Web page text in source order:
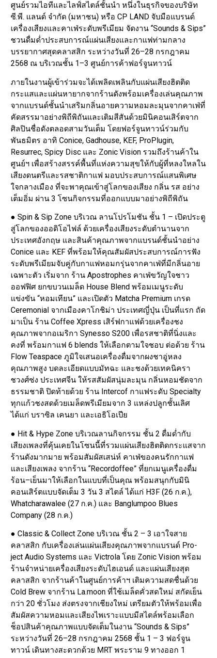
ศูนย์รวมไอทีและไลฟ์สไตล์ชั้นนำ หนึ่งในธุรกิจของบริษัท
ซี.พี. แลนด์ จำกัด (มหาชน) หรือ CP LAND จับมือแบรนด์
เครื่องเสียงและคาเฟ่ระดับพรีเมียม จัดงาน “Sounds & Sips”
ชวนดื่มด่ำประสบการณ์แผ่นเสียงและกาแฟท่ามกลาง
บรรยากาศสุดคลาสสิก ระหว่างวันที่ 26–28 กรกฎาคม
2568 ณ บริเวณชั้น 1–3 ศูนย์การค้าฟอร์จูนทาวน์
ภายในงานผู้เข้าร่วมจะได้เพลิดเพลินกับแผ่นเสียงฮิตติด
กระแสและแผ่นหายากจากร้านดังพร้อมเครื่องเล่นคุณภาพ
จากแบรนด์ชั้นนำเสริมกลิ่นอายความหอมละมุนจากคาเฟ่ที่
คัดสรรมาอย่างพิถีพิถันและเติมสีสันด้วยมินิคอนเสิร์ตจาก
ศิลปินชื่อดังตลอดสามวันเต็ม โดยฟอร์จูนทาวน์ร่วมกับ
พันธมิตร อาทิ Conice, Gadhouse, KEF, ProPlugin,
Resurrec, Spicy Disc และ Zonic Vision รวมถึงร้านค้าใน
ศูนย์ฯ เพื่อสร้างสรรค์พื้นที่แห่งความสุขให้กับผู้ที่หลงใหลใน
เสียงดนตรีและรสชาติกาแฟ มอบประสบการณ์แสนพิเศษ
ใจกลางเมือง ที่จะพาคุณเข้าสู่โลกของเสียง กลิ่น รส อย่าง
เต็มอิ่ม ผ่าน 3 โซนกิจกรรมที่ออกแบบมาอย่างพิถีพิถัน
● Spin & Sip Zone บริเวณ ลานโปรโมชัน ชั้น 1 – เปิดประตู
สู่โลกของออดิโอไฟล์ ด้วยเครื่องเสียงระดับตำนานจาก
ประเทศอังกฤษ และสินค้าคุณภาพจากแบรนด์ชั้นนำอย่าง
Conice และ KEF ที่พร้อมให้คุณสัมผัสประสบการณ์การฟัง
ระดับพรีเมียมจับคู่กับกาแฟหอมกรุ่นจากคาเฟ่ที่มีกลิ่นอาย
เฉพาะตัว เริ่มจาก ร้าน Apostrophes คาเฟ่ขวัญใจชาว
ออฟฟิศ ยกขบวนเมล็ด House Blend พร้อมเมนูระดับ
แข่งขัน “หอมเทียน” และเปิดตัว Matcha Premium เกรด
Ceremonial จากเมืองคาโกชิม่า ประเทศญี่ปุ่น เป็นที่แรก ถัด
มาเป็น ร้าน Coffee Xpress เสิร์ฟกาแฟด้วยเครื่องชง
คุณภาพจากอเมริกา Synesso S200 เพื่อรสชาติที่นิ่งและ
คงที่ พร้อมกาแฟ 6 blends ให้เลือกตามใจชอบ ต่อด้วย ร้าน
Flow Teaspace ภูมิใจเสนอเครื่องดื่มจากผงชาอู่หลง
คุณภาพสูง บดละเอียดแบบมัทฉะ และชงด้วยเทคนิครา
ชวงศ์ซ่ง ประเทศจีน ให้รสสัมผัสนุ่มละมุน กลิ่นหอมชัดจาก
ธรรมชาติ ปิดท้ายด้วย ร้าน Intercof กาแฟระดับ Specialty
ทุกแก้วชงสดด้วยเมล็ดพรีเมียมจาก 3 แหล่งปลูกชั้นเลิศ
ได้แก่ บราซิล เคนยา และเอธิโอเปีย
● Hit & Hype Zone บริเวณลานกิจกรรม ชั้น 2 ดื่มด่ำกับ
เสียงเพลงที่คุ้นเคยในโซนนี้ที่รวมแผ่นเสียงฮิตติดกระแสจาก
ร้านดังมากมาย พร้อมสัมผัสเสน่ห์ คาเฟ่ของคนรักกาแฟ
และเสียงเพลง จากร้าน “Recordoffee” ที่ยกเมนูเครื่องดื่ม
ร้อน–เย็นมาให้เลือกในแบบที่เป็นคุณ พร้อมสนุกกับมินิ
คอนเสิร์ตแบบจัดเต็ม 3 วัน 3 สไตล์ ได้แก่ H3F (26 ก.ค.),
Whatcharawalee (27 ก.ค.) และ Banglumpoo Blues
Company (28 ก.ค.)
● Classic & Collect Zone บริเวณ ชั้น 2 – 3 เอาใจสาย
คลาสสิก กับเครื่องเล่นแผ่นเสียงคุณภาพจากแบรนด์ Pro-
ject Audio Systems และ Victrola โดย Zonic Vision พร้อม
ร้านจำหน่ายเครื่องเสียงระดับไฮเอนด์ และแผ่นเสียงสุด
คลาสสิก จากร้านค้าในศูนย์การค้าฯ เติมความสดชื่นด้วย
Cold Brew จากร้าน La.moon ที่ใช้เมล็ดคั่วสดใหม่ สกัดเย็น
กว่า 20 ชั่วโมง ส่งตรงจากเชียงใหม่ เตรียมตัวให้พร้อมเพื่อ
สัมผัสความหอมและเสียงไพเราะแบบมีสไตล์พร้อมเลือก
ช็อปสินค้าคุณภาพแบบจัดเต็มในงาน “Sounds & Sips”
ระหว่างวันที่ 26–28 กรกฎาคม 2568 ชั้น 1 – 3 ฟอร์จูน
ทาวน์ เดินทางสะดวกด้วย MRT พระราม 9 ทางออก 1